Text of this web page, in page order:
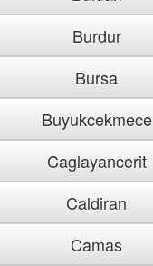
Burdur
Bursa
Buyukcekmece
Caglayancerit
Caldiran
Camas